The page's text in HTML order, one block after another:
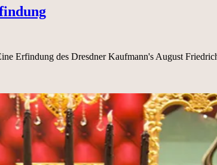
Erfindung des Dresdner Kaufmann's August